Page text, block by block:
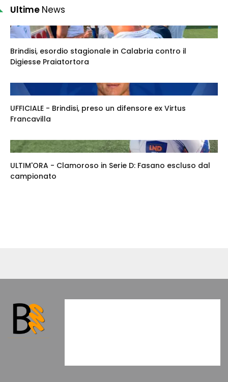
Ultime News
Brindisi, esordio stagionale in Calabria contro il
Digiesse Praiatortora
UFFICIALE - Brindisi, preso un difensore ex Virtus
Francavilla
ULTIM'ORA - Clamoroso in Serie D: Fasano escluso dal
campionato